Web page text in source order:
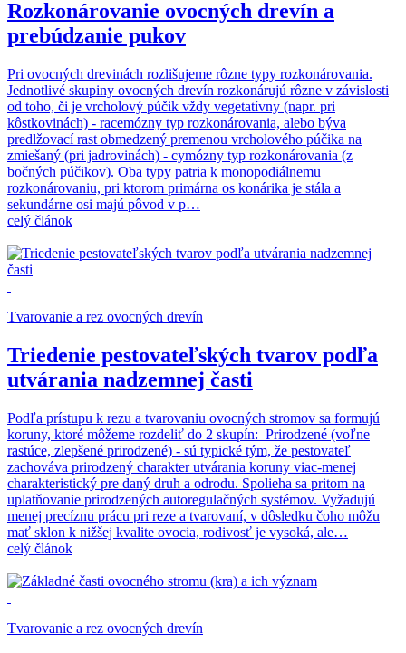
Rozkonárovanie ovocných drevín a
prebúdzanie pukov
Pri ovocných drevinách rozlišujeme rôzne typy rozkonárovania.
Jednotlivé skupiny ovocných drevín rozkonárujú rôzne v závislosti
od toho, či je vrcholový púčik vždy vegetatívny (napr. pri
kôstkovinách) - racemózny typ rozkonárovania, alebo býva
predlžovací rast obmedzený premenou vrcholového púčika na
zmiešaný (pri jadrovinách) - cymózny typ rozkonárovania (z
bočných púčikov). Oba typy patria k monopodiálnemu
rozkonárovaniu, pri ktorom primárna os konárika je stála a
sekundárne osi majú pôvod v p…
celý článok
Tvarovanie a rez ovocných drevín
Triedenie pestovateľských tvarov podľa
utvárania nadzemnej časti
Podľa prístupu k rezu a tvarovaniu ovocných stromov sa formujú
koruny, ktoré môžeme rozdeliť do 2 skupín: Prirodzené (voľne
rastúce, zlepšené prirodzené) - sú typické tým, že pestovateľ
zachováva prirodzený charakter utvárania koruny viac-menej
charakteristický pre daný druh a odrodu. Spolieha sa pritom na
uplatňovanie prirodzených autoregulačných systémov. Vyžadujú
menej precíznu prácu pri reze a tvarovaní, v dôsledku čoho môžu
mať sklon k nižšej kvalite ovocia, rodivosť je vysoká, ale…
celý článok
Tvarovanie a rez ovocných drevín